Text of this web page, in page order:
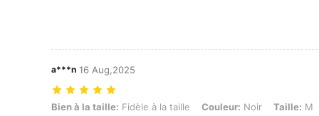
a***n 16 Aug,2025
Bien à la taille: Fidèle à la taille, Couleur: Noir, Taille: M
Bien à la taille: Fidèle à la taille Couleur: Noir Taille: M